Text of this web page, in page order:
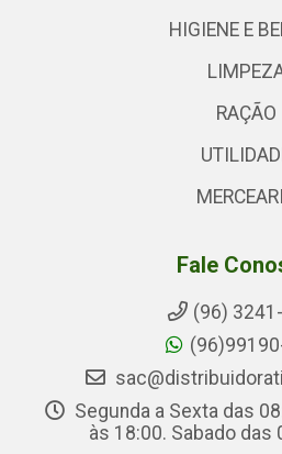
HIGIENE E
RAÇÃO
Fale
(96)
Segunda a Sexta das
às 18:00. Sabado das